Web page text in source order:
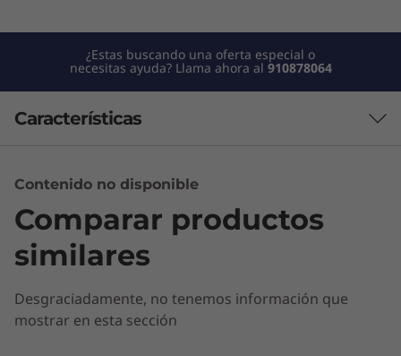
¿Estas buscando una oferta especial o
necesitas ayuda? Llama ahora al 910878064
Características
Contenido no disponible
Comparar productos
similares
Desgraciadamente, no tenemos información que
mostrar en esta sección